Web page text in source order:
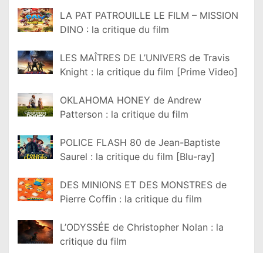
LA PAT PATROUILLE LE FILM – MISSION
DINO : la critique du film
LES MAÎTRES DE L’UNIVERS de Travis
Knight : la critique du film [Prime Video]
OKLAHOMA HONEY de Andrew
Patterson : la critique du film
POLICE FLASH 80 de Jean-Baptiste
Saurel : la critique du film [Blu-ray]
DES MINIONS ET DES MONSTRES de
Pierre Coffin : la critique du film
L’ODYSSÉE de Christopher Nolan : la
critique du film